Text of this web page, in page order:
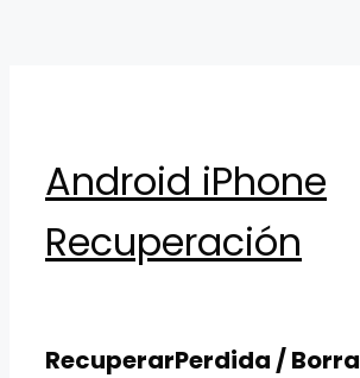
content
Android iPhone
Recuperación
RecuperarPerdida /